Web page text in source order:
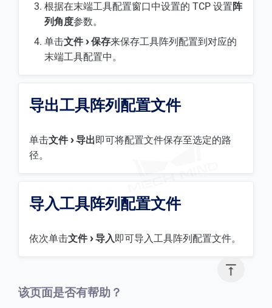

根据在末端工具配置窗口中设置的 TCP 设置阵
列角度参数。
单击文件 保存来保存工具阵列配置到对应的
末端工具配置中。
导出工具阵列配置文件
单击文件 导出即可将配置文件保存至选定的路
径。
导入工具阵列配置文件
依次单击文件 导入即可导入工具阵列配置文件。
该页面是否有帮助？